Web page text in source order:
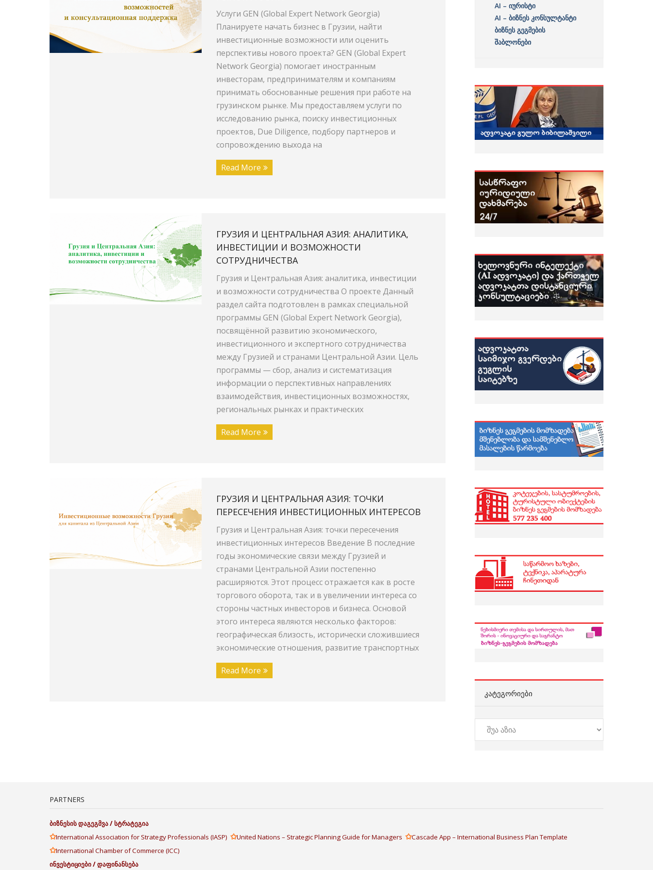
Услуги GEN (Global Expert Network Georgia)
Планируете начать бизнес в Грузии, найти
инвестиционные возможности или оценить
перспективы нового проекта? GEN (Global Expert
Network Georgia) помогает иностранным
инвесторам, предпринимателям и компаниям
принимать обоснованные решения при работе на
грузинском рынке. Мы предоставляем услуги по
исследованию рынка, поиску инвестиционных
проектов, Due Diligence, подбору партнеров и
сопровождению выхода на
Read More
ГРУЗИЯ И ЦЕНТРАЛЬНАЯ АЗИЯ: АНАЛИТИКА,
ИНВЕСТИЦИИ И ВОЗМОЖНОСТИ
СОТРУДНИЧЕСТВА
Грузия и Центральная Азия: аналитика, инвестиции
и возможности сотрудничества О проекте Данный
раздел сайта подготовлен в рамках специальной
программы GEN (Global Expert Network Georgia),
посвящённой развитию экономического,
инвестиционного и экспертного сотрудничества
между Грузией и странами Центральной Азии. Цель
программы — сбор, анализ и систематизация
информации о перспективных направлениях
взаимодействия, инвестиционных возможностях,
региональных рынках и практических
Read More
ГРУЗИЯ И ЦЕНТРАЛЬНАЯ АЗИЯ: ТОЧКИ
ПЕРЕСЕЧЕНИЯ ИНВЕСТИЦИОННЫХ ИНТЕРЕСОВ
Грузия и Центральная Азия: точки пересечения
инвестиционных интересов Введение В последние
годы экономические связи между Грузией и
странами Центральной Азии постепенно
расширяются. Этот процесс отражается как в росте
торгового оборота, так и в увеличении интереса со
стороны частных инвесторов и бизнеса. Основой
этого интереса являются несколько факторов:
географическая близость, исторически сложившиеся
экономические отношения, развитие транспортных
Read More
AI – იურისტი
AI – ბიზნეს კონსულტანტი
ბიზნეს გეგმების
შაბლონები
ᲙᲐᲢᲔᲒᲝᲠᲘᲔᲑᲘ
კატეგორიები
PARTNERS
ბიზნესისდაგეგმვა/სტრატეგია
✩International Association for Strategy Professionals (IASP) ✩United Nations – Strategic Planning Guide for Managers ✩Cascade App – International Business Plan Template
✩International Chamber of Commerce (ICC)
ინვესტიციები/დაფინანსება